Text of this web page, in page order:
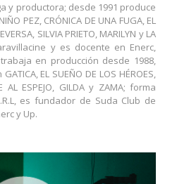
y productora; desde 1991 produce
PEZ, CRÓNICA DE UNA FUGA, EL
SILVIA PRIETO, MARILYN y LA
y es docente en Enerc,
trabaja en producción desde 1988,
EL SUEÑO DE LOS HÉROES,
AL ESPEJO, GILDA y ZAMA; forma
es fundador de Suda Club de
y Up.